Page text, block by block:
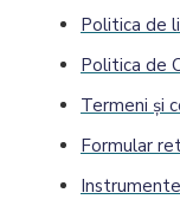
Politica de
Politica de
Termeni și
Formular